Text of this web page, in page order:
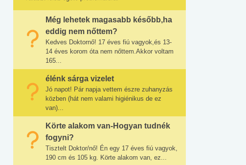
Még lehetek magasabb később,ha
eddig nem nőttem?
Kedves Doktornő! 17 éves fiú vagyok,és 13-
14 éves korom óta nem nőttem.Akkor voltam
165...
élénk sárga vizelet
Jó napot! Pár napja vettem észre zuhanyzás
közben (hát nem valami higiénikus de ez
van)...
Körte alakom van-Hogyan tudnék
fogyni?
Tisztelt Doktor/nő! Én egy 17 éves fiú vagyok,
190 cm és 105 kg. Körte alakom van, ez...